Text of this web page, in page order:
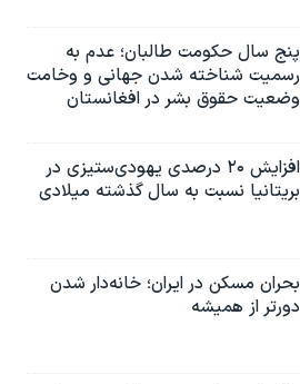
پنج سال حکومت طالبان؛ عدم به
رسمیت شناخته شدن جهانی و وخامت
وضعیت حقوق بشر در افغانستان
افزایش ۲۰ درصدی یهودی‌ستیزی در
بریتانیا نسبت به سال گذشته میلادی
بحران مسکن در ایران؛ خانه‌دار شدن
دورتر از همیشه